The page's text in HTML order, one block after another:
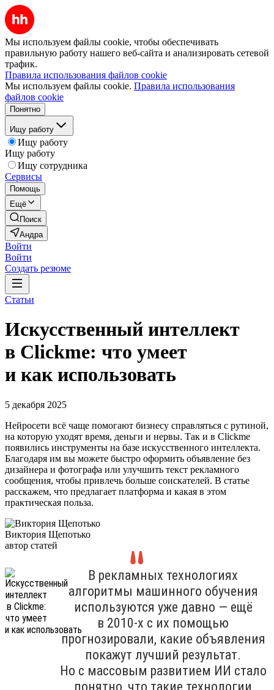
Мы используем файлы cookie, чтобы обеспечивать
правильную работу нашего веб-сайта и анализировать сетевой
трафик.
Правила использования файлов cookie
Мы используем файлы cookie. Правила использования
файлов cookie
Понятно
Ищу работу
Ищу работу
Ищу работу
Ищу сотрудника
Сервисы
Помощь
Ещё
Поиск
Андра
Войти
Войти
Создать резюме
Статьи
Искусственный интеллект
в Clickme: что умеет
и как использовать
5 декабря 2025
Нейросети всё чаще помогают бизнесу справляться с рутиной,
на которую уходят время, деньги и нервы. Так и в Clickme
появились инструменты на базе искусственного интеллекта.
Благодаря им вы можете быстро оформить объявление без
дизайнера и фотографа или улучшить текст рекламного
сообщения, чтобы привлечь больше соискателей. В статье
расскажем, что предлагает платформа и какая в этом
практическая польза.
Виктория Щепотько
автор статей
В рекламных технологиях
алгоритмы машинного обучения
используются уже давно — ещё
в 2010-х с их помощью
прогнозировали, какие объявления
покажут лучший результат.
Но с массовым развитием ИИ стало
понятно, что такие технологии